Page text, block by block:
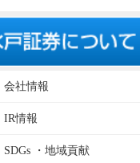
会社情報
IR情報
SDGs ・地域貢献